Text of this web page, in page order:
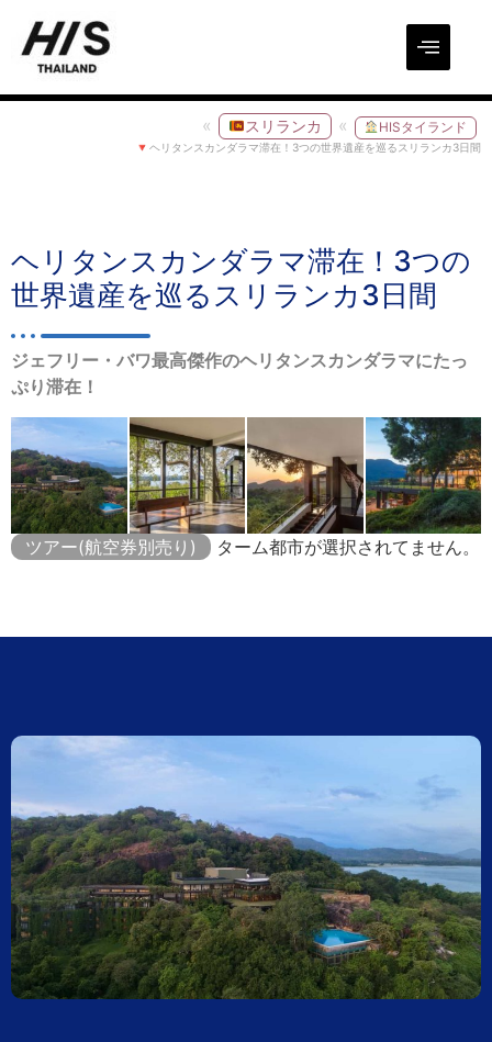
HISタイランド
スリランカ
ヘリタンスカンダラマ滞在！3つの世界遺産を巡るスリランカ3日間
ヘリタンスカンダラマ滞在！3つの
世界遺産を巡るスリランカ3日間
ジェフリー・バワ最高傑作のヘリタンスカンダラマにたっ
ぷり滞在！
ツアー(航空券別売り) ターム都市が選択されてません。